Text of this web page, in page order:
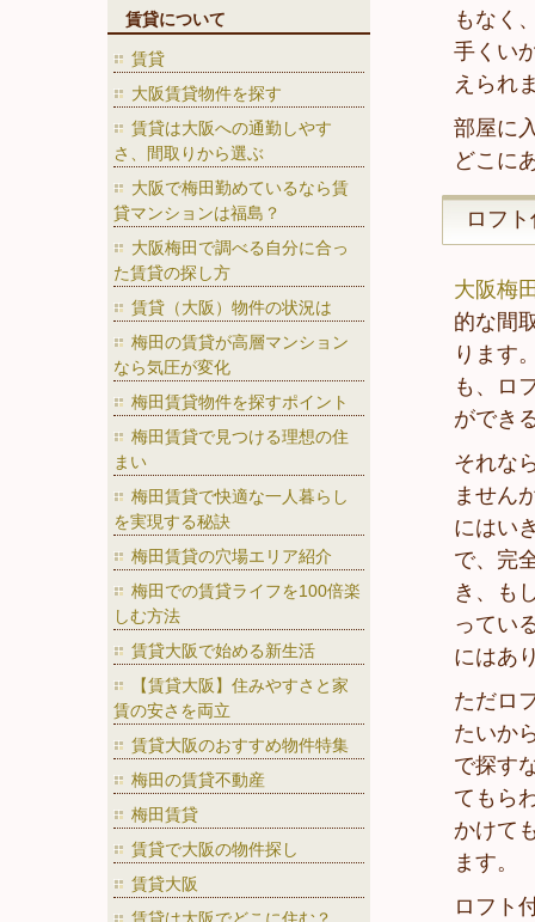
もなく
手くい
えられ
部屋に
どこに
ロフ
大阪梅
的な間
ります
も、ロ
ができ
それな
ません
にはい
で、完
き、も
ってい
にはあ
ただロ
たいか
で探す
てもら
かけて
ます。
ロフト
賃貸について
賃貸
大阪賃貸物件を探す
賃貸は大阪への通勤しやす
さ、間取りから選ぶ
大阪で梅田勤めているなら賃
貸マンションは福島？
大阪梅田で調べる自分に合っ
た賃貸の探し方
賃貸（大阪）物件の状況は
梅田の賃貸が高層マンション
なら気圧が変化
梅田賃貸物件を探すポイント
梅田賃貸で見つける理想の住
まい
梅田賃貸で快適な一人暮らし
を実現する秘訣
梅田賃貸の穴場エリア紹介
梅田での賃貸ライフを100倍楽
しむ方法
賃貸大阪で始める新生活
【賃貸大阪】住みやすさと家
賃の安さを両立
賃貸大阪のおすすめ物件特集
梅田の賃貸不動産
梅田賃貸
賃貸で大阪の物件探し
賃貸大阪